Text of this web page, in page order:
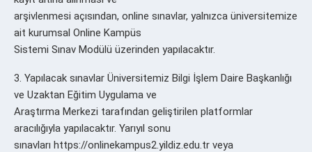
arşivlenmesi açısından, online sınavlar, yalnızca üniversitemize
ait kurumsal Online Kampüs
Sistemi Sınav Modülü üzerinden yapılacaktır.
3. Yapılacak sınavlar Üniversitemiz Bilgi İşlem Daire Başkanlığı
ve Uzaktan Eğitim Uygulama ve
Araştırma Merkezi tarafından geliştirilen platformlar
aracılığıyla yapılacaktır. Yarıyıl sonu
sınavları https://onlinekampus2.yildiz.edu.tr veya